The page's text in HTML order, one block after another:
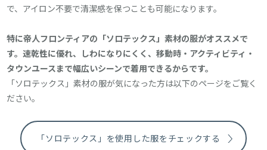
で、アイロン不要で清潔感を保つことも可能になります。
特に帝人フロンティアの「ソロテックス」素材の服がオススメで
す。速乾性に優れ、しわになりにくく、移動時・アクティビティ・
タウンユースまで幅広いシーンで着用できるからです。
「ソロテックス」素材の服が気になった方は以下のページをご覧く
ださい。
「ソロテックス」を使用した服をチェックする